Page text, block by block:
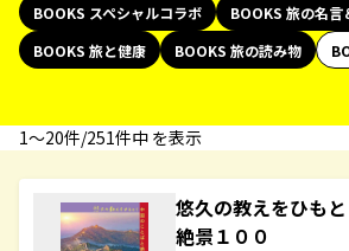
BOOKS スペシャルコラボ
BOOKS 旅の名言
BOOKS 旅と健康
BOOKS 旅の読み物
1〜20件/251件中 を表示
悠久の教えをひも
絶景１００